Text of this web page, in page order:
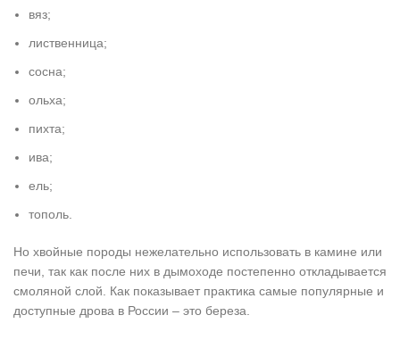
вяз;
лиственница;
сосна;
ольха;
пихта;
ива;
ель;
тополь.
Но хвойные породы нежелательно использовать в камине или
печи, так как после них в дымоходе постепенно откладывается
смоляной слой. Как показывает практика самые популярные и
доступные дрова в России – это береза.